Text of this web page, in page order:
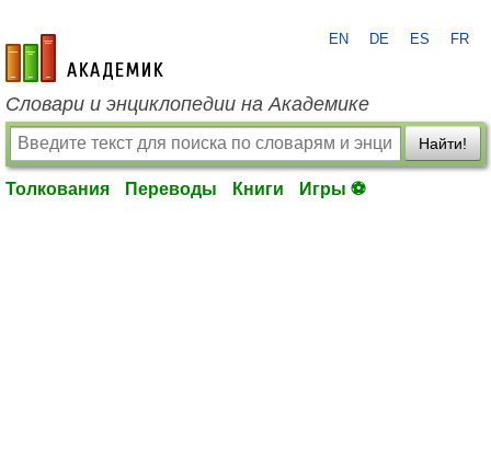
academic.ru
EN DE ES FR
Словари и энциклопедии на Академике
Найти!
Толкования Переводы Книги Игры ⚽